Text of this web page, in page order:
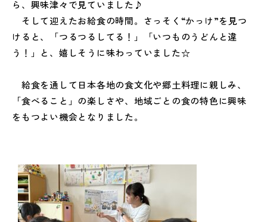
ら、興味津々で見ていました♪
そして迎えたお給食の時間。さっそく“かっけ”を見つ
けると、「つるつるしてる！」「いつものうどんと違
う！」と、嬉しそうに味わっていました☆
給食を通して日本各地の食文化や郷土料理に親しみ、
「食べること」の楽しさや、地域ごとの食の特色に興味
をもつよい機会となりました。